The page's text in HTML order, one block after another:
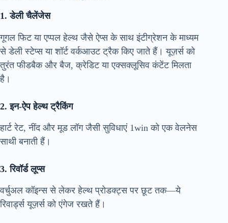
1. डेली चैलेंजेस
गूगल फिट या एप्पल हेल्थ जैसे ऐप्स के साथ इंटीग्रेशन के माध्यम
से डेली स्टेप्स या शॉर्ट वर्कआउट ट्रैक किए जाते हैं। यूज़र्स को
तुरंत फीडबैक और बैज, क्रेडिट या एक्सक्लूसिव कंटेंट मिलता
है।
2. इन-ऐप हेल्थ ट्रैकिंग
हार्ट रेट, नींद और मूड लॉग जैसी सुविधाएं 1win को एक वेलनेस
साथी बनाती हैं।
3. रिवॉर्ड लूप्स
वर्चुअल कॉइन्स से लेकर हेल्थ प्रोडक्ट्स पर छूट तक—ये
रिवार्ड्स यूज़र्स को एंगेज रखते हैं।